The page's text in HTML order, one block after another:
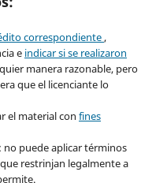
correspondiente,
e indicar si se realizaron
manera razonable, pero
que el licenciante lo
el material con fines
: no puede aplicar términos
que restrinjan legalmente a